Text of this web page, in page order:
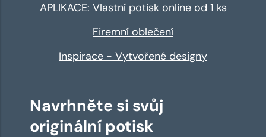
APLIKACE: Vlastní potisk online od 1 ks
Firemní oblečení
Inspirace - Vytvořené designy
Navrhněte si svůj
originální potisk